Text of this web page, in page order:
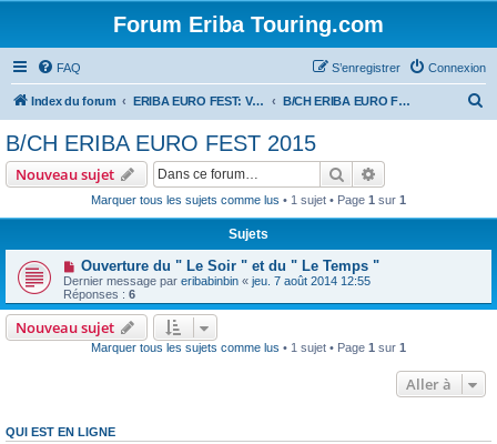
Forum Eriba Touring.com
FAQ Connexion
S’enregistrer
Index du forum ERIBA EURO FEST: VILLAGE GOLFE DU MORBIHAN 2015 B/CH ERIBA EURO FEST 2015
e
B/CH ERIBA EURO FEST 2015
Nouveau sujet Rechercher
Marquer tous les sujets comme lus • 1 sujet • Page 1 sur 1
Sujets
Ouverture du " Le Soir " et du " Le Temps "
Dernier message par eribabinbin « jeu. 7 août 2014 12:55
Réponses : 6
Nouveau sujet
Marquer tous les sujets comme lus • 1 sujet • Page 1 sur 1
Aller à
QUI EST EN LIGNE